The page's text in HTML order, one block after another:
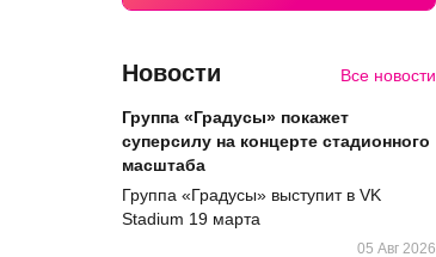
Новости Все новости
Группа «Градусы» покажет
суперсилу на концерте стадионного
масштаба
Группа «Градусы» выступит в VK
Stadium 19 марта
05 Авг 2026